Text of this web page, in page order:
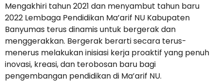
Mengakhiri tahun 2021 dan menyambut tahun baru
2022 Lembaga Pendidikan Ma’arif NU Kabupaten
Banyumas terus dinamis untuk bergerak dan
menggerakkan. Bergerak berarti secara terus-
menerus melakukan inisiasi kerja proaktif yang penuh
inovasi, kreasi, dan terobosan baru bagi
pengembangan pendidikan di Ma’arif NU.